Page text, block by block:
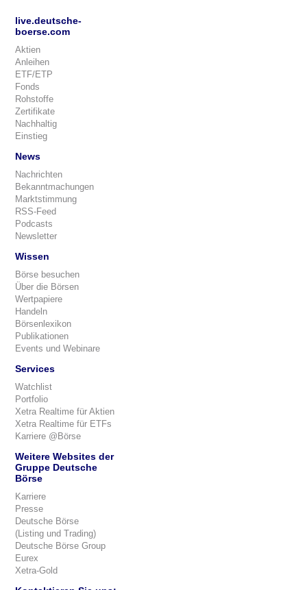
live.deutsche-
boerse.com
Aktien
Anleihen
ETF/ETP
Fonds
Rohstoffe
Zertifikate
Nachhaltig
Einstieg
News
Nachrichten
Bekanntmachungen
Marktstimmung
RSS-Feed
Podcasts
Newsletter
Wissen
Börse besuchen
Über die Börsen
Wertpapiere
Handeln
Börsenlexikon
Publikationen
Events und Webinare
Services
Watchlist
Portfolio
Xetra Realtime für Aktien
Xetra Realtime für ETFs
Karriere @Börse
Weitere Websites der
Gruppe Deutsche
Börse
Karriere
Presse
Deutsche Börse
(Listing und Trading)
Deutsche Börse Group
Eurex
Xetra-Gold